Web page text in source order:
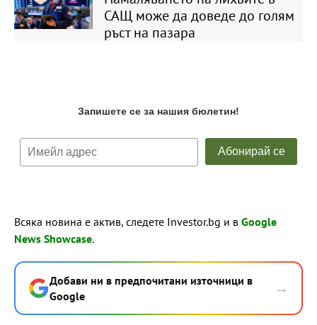
САЩ може да доведе до голям
ръст на пазара
Всяка новина е актив, следете Investor.bg и в Google
News Showcase.
Добави ни в предпочитани източници в
Google
→